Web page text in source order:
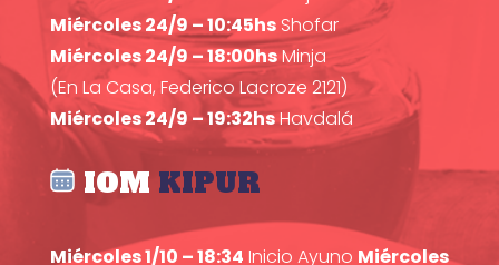
Miércoles 24/9 – 10:45hsShofar
Miércoles 24/9 – 18:00hsMinja
(En La Casa, Federico Lacroze 2121)
Miércoles 24/9 – 19:32hsHavdalá
IOM KIPUR
Miércoles 1/10 – 18:34 Inicio Ayuno Miércoles